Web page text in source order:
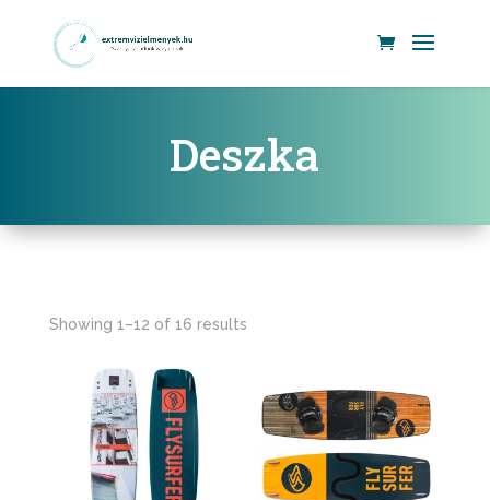
Deszka
Showing 1–12 of 16 results